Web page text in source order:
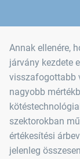
Annak ellenére,
járvány kezdete
visszafogottabb
nagyobb
szektorokban
értékesítési
jelenleg